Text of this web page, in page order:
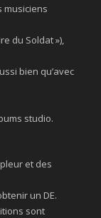
musiciens
du Soldat »),
bien qu’avec
studio.
et des
un DE.
sont